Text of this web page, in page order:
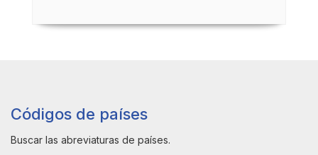
Códigos de países
Buscar las abreviaturas de países.